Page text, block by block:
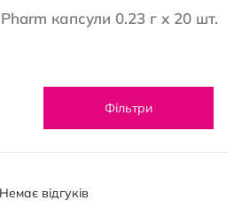
капсули 0.23 г х 20 шт.
Фільтри
Немає відгуків